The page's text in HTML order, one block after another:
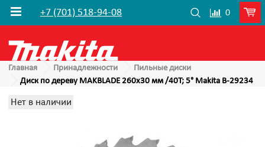
+7 (701) 518-94-08 0
Главная Принадлежности
Пильные диски
Диск по дереву MAKBLADE 260х30 мм /40T; 5° Makita B-29234
Нет в наличии